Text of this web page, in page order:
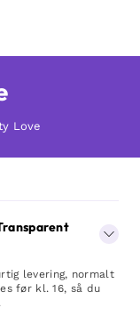
Love
levering, normalt
før kl. 16, så du